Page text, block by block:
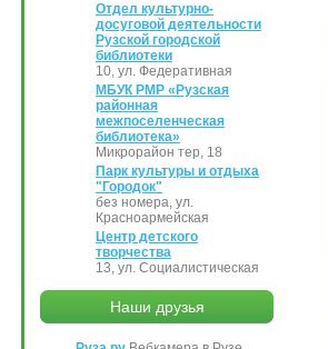
Отдел культурно-
досуговой деятельности
Рузской городской
библиотеки
10, ул. Федеративная
МБУК РМР «Рузская
районная
межпоселенческая
библиотека»
Микрорайон тер, 18
Парк культуры и отдыха
"Городок"
без номера, ул.
Красноармейская
Центр детского
творчества
13, ул. Социалистическая
Наши друзья